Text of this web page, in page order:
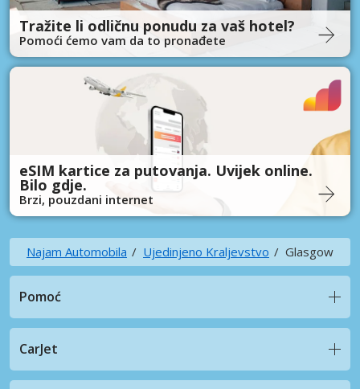
Tražite li odličnu ponudu za vaš hotel?
Pomoći ćemo vam da to pronađete
eSIM kartice za putovanja. Uvijek online.
Bilo gdje.
Brzi, pouzdani internet
Najam Automobila Ujedinjeno Kraljevstvo Glasgow
Pomoć
CarJet